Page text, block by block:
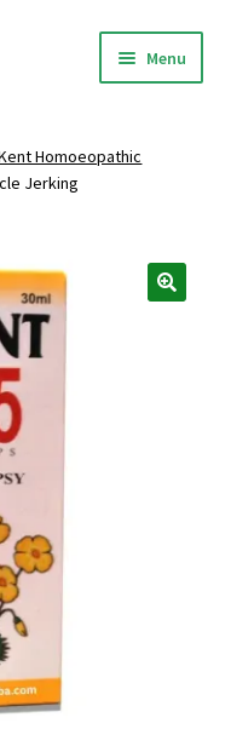
Menu
child
menu
Homoeopathic
Jerking